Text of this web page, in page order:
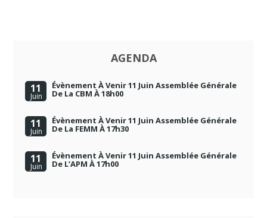
AGENDA
11
Juin
Évènement À Venir 11 Juin Assemblée Générale
De La CBM À 18h00
11
Juin
Évènement À Venir 11 Juin Assemblée Générale
De La FEMM À 17h30
11
Juin
Évènement À Venir 11 Juin Assemblée Générale
De L’APM À 17h00